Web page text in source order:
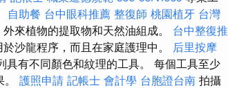
自助餐 台中眼科推薦 整復師 桃園植牙 台灣
來植物的提取物和天然油組成。 台中整復推
沙龍程序，而且在家庭護理中。 后里按摩
具有不同顏色和紋理的工具。 每個工具至少
護照申請 記帳士 會計學 台胞證台南 拍攝